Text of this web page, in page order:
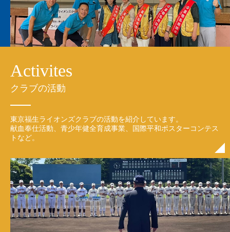
Activites
クラブの活動
東京福生ライオンズクラブの活動を紹介しています。
献血奉仕活動、青少年健全育成事業、国際平和ポスターコンテス
トなど。